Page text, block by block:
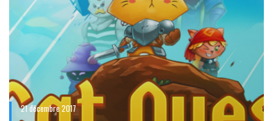
21 décembre 2017